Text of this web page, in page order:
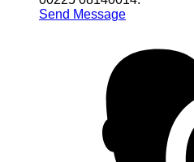
Send Message